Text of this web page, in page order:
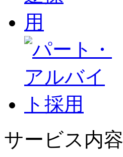
サービス内容